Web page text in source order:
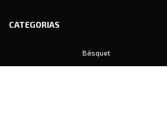
CATEGORIAS
Básquet